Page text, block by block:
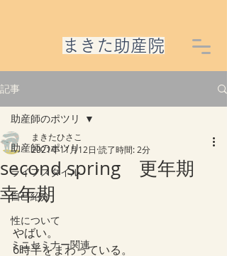
​まきた助産院
記事
助産師のポツリ
ライフスタイル
自己紹介
性について
ミニセミナー関連
助産師のポツリ
second spring 更年期
幸年期
まきたひさこ
2021年11月12日 読了時間: 2分
やばい。
6時半をまわっている。